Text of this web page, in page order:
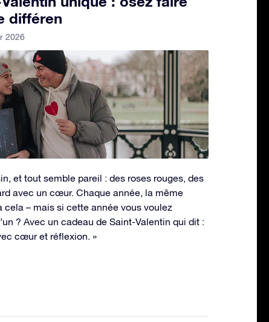
différen
2026
et tout semble pareil : des roses rouges, des
avec un cœur. Chaque année, la même
cela – mais si cette année vous voulez
? Avec un cadeau de Saint-Valentin qui dit :
cœur et réflexion. »